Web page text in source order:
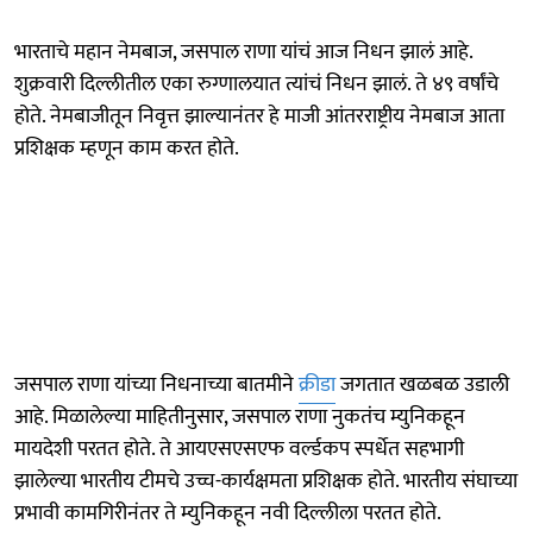
भारताचे महान नेमबाज, जसपाल राणा यांचं आज निधन झालं आहे.
शुक्रवारी दिल्लीतील एका रुग्णालयात त्यांचं निधन झालं. ते ४९ वर्षांचे
होते. नेमबाजीतून निवृत्त झाल्यानंतर हे माजी आंतरराष्ट्रीय नेमबाज आता
प्रशिक्षक म्हणून काम करत होते.
जसपाल राणा यांच्या निधनाच्या बातमीनेक्रीडाजगतात खळबळ उडाली
आहे. मिळालेल्या माहितीनुसार, जसपाल राणा नुकतंच म्युनिकहून
मायदेशी परतत होते. ते आयएसएसएफ वर्ल्डकप स्पर्धेत सहभागी
झालेल्या भारतीय टीमचे उच्च-कार्यक्षमता प्रशिक्षक होते. भारतीय संघाच्या
प्रभावी कामगिरीनंतर ते म्युनिकहून नवी दिल्लीला परतत होते.